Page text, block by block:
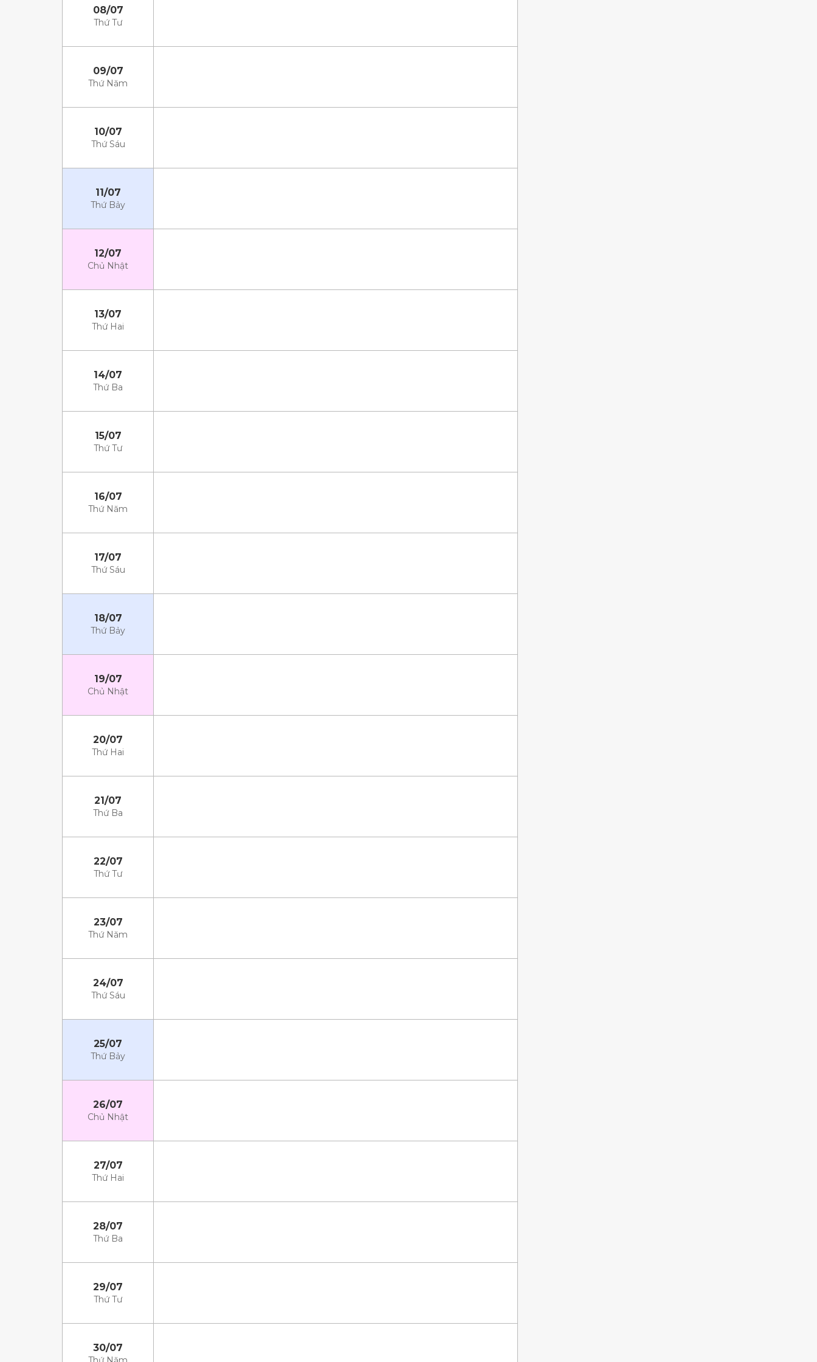
08/07
Thứ Tư
09/07
Thứ Năm
10/07
Thứ Sáu
11/07
Thứ Bảy
12/07
Chủ Nhật
13/07
Thứ Hai
14/07
Thứ Ba
15/07
Thứ Tư
16/07
Thứ Năm
17/07
Thứ Sáu
18/07
Thứ Bảy
19/07
Chủ Nhật
20/07
Thứ Hai
21/07
Thứ Ba
22/07
Thứ Tư
23/07
Thứ Năm
24/07
Thứ Sáu
25/07
Thứ Bảy
26/07
Chủ Nhật
27/07
Thứ Hai
28/07
Thứ Ba
29/07
Thứ Tư
30/07